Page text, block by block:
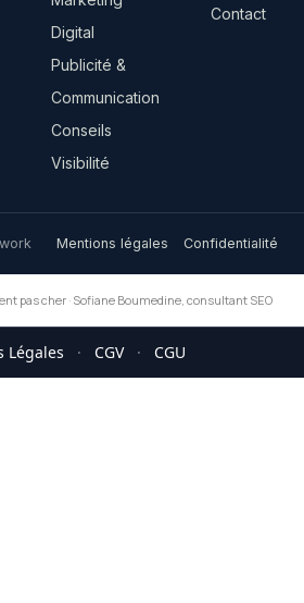
Digital
Publicité &
Communication
Conseils
Visibilité
Contact
Mentions légales Confidentialité
pas cher · Sofiane Boumedine, consultant SEO
Légales · CGV · CGU